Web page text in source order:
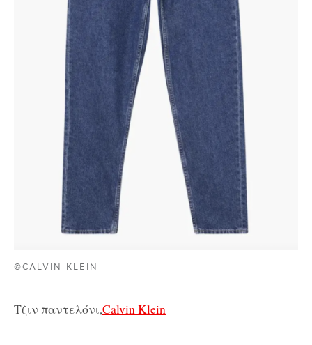
©CALVIN KLEIN
Τζιν παντελόνι,Calvin Klein